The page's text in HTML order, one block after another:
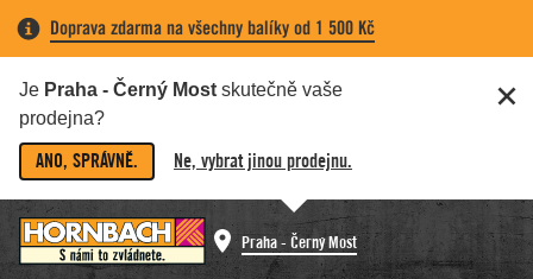
Doprava zdarma na všechny balíky od 1 500 Kč
Je Praha - Černý Most skutečně vaše
prodejna?
ANO, SPRÁVNĚ. Ne, vybrat jinou prodejnu.
Praha - Černý Most